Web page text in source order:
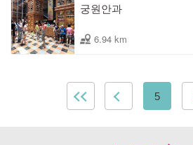
궁원안과
6.94 km
5